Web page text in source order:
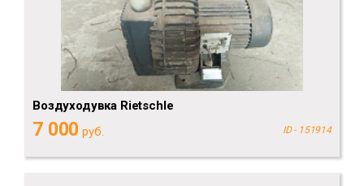
Воздуходувка Rietschle
7 000 руб. ID - 151914